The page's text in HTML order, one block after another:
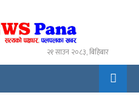
२१ साउन २०८३, बिहिबार